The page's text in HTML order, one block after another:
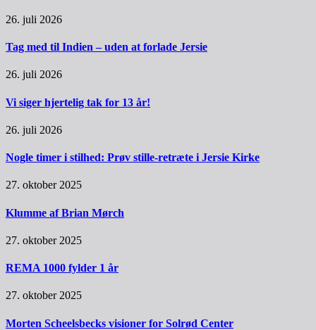
26. juli 2026
Tag med til Indien – uden at forlade Jersie
26. juli 2026
Vi siger hjertelig tak for 13 år!
26. juli 2026
Nogle timer i stilhed: Prøv stille-retræte i Jersie Kirke
27. oktober 2025
Klumme af Brian Mørch
27. oktober 2025
REMA 1000 fylder 1 år
27. oktober 2025
Morten Scheelsbecks visioner for Solrød Center